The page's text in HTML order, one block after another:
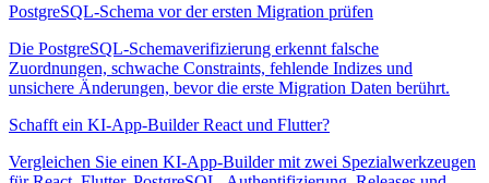
PostgreSQL-Schema vor der ersten Migration prüfen
Die PostgreSQL-Schemaverifizierung erkennt falsche
Zuordnungen, schwache Constraints, fehlende Indizes und
unsichere Änderungen, bevor die erste Migration Daten berührt.
Schafft ein KI-App-Builder React und Flutter?
Vergleichen Sie einen KI-App-Builder mit zwei Spezialwerkzeugen